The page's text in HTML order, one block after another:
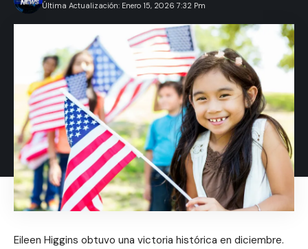
Última Actualización: Enero 15, 2026 7:32 Pm
Eileen Higgins obtuvo una victoria histórica en diciembre.